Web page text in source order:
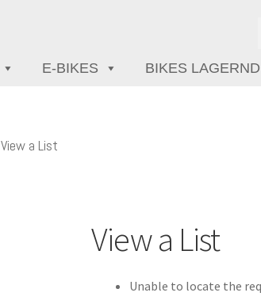
E-BIKES BIKES LAGERND
View a List
View a List
Unable to locate the